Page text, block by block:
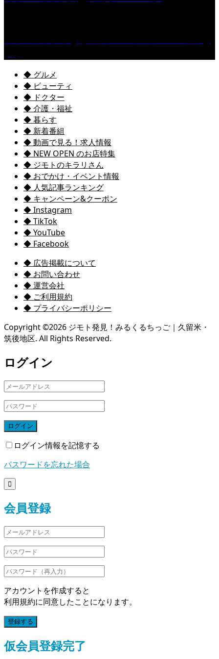
◆ グルメ
◆ ビューティ
◆ ドクター
◆ 介護・福祉
◆ 暮らす
◆ 新着番組
◆ 動画で見る！求人情報
◆ NEW OPEN のお店特集
◆ ジモトのキラリさん
◆ おでかけ・イベント情報
◆ 人気記事ランキング
◆ キャンペーン&クーポン
◆ Instagram
◆ TikTok
◆ YouTube
◆ Facebook
◆ 広告掲載について
◆ お問い合わせ
◆ 運営会社
◆ ご利用規約
◆ プライバシーポリシー
Copyright ©2026 ジモト発見！みるくるちっご｜久留米・
筑後地区. All Rights Reserved.
ログイン
ログイン
ログイン情報を記憶する
パスワードを忘れた場合

会員登録
アカウントを作成すると
利用規約に同意したことになります。
登録する
仮会員登録完了